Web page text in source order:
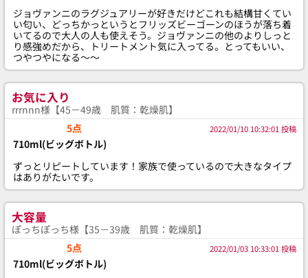
ジョヴァンニのラグジュアリーが好きだけどこれも結構甘くてい
い匂い、どっちかっというとフリッズビーゴーンのほうが落ち着
いてるので大人の人も使えそう。ジョヴァンニの他のよりしっと
り感強めだから、トリートメント気に入ってる。とってもいい、
つやつやになる〜〜
お気に入り
rrrnnn様【45－49歳 肌質：乾燥肌】
5点
2022/01/10 10:32:01 投稿
710ml(ビッグボトル)
ずっとリピートしています！家族で使っているので大きなタイプ
はありがたいです。
大容量
ぽっちぽっち様【35－39歳 肌質：乾燥肌】
5点
2022/01/03 10:33:01 投稿
710ml(ビッグボトル)